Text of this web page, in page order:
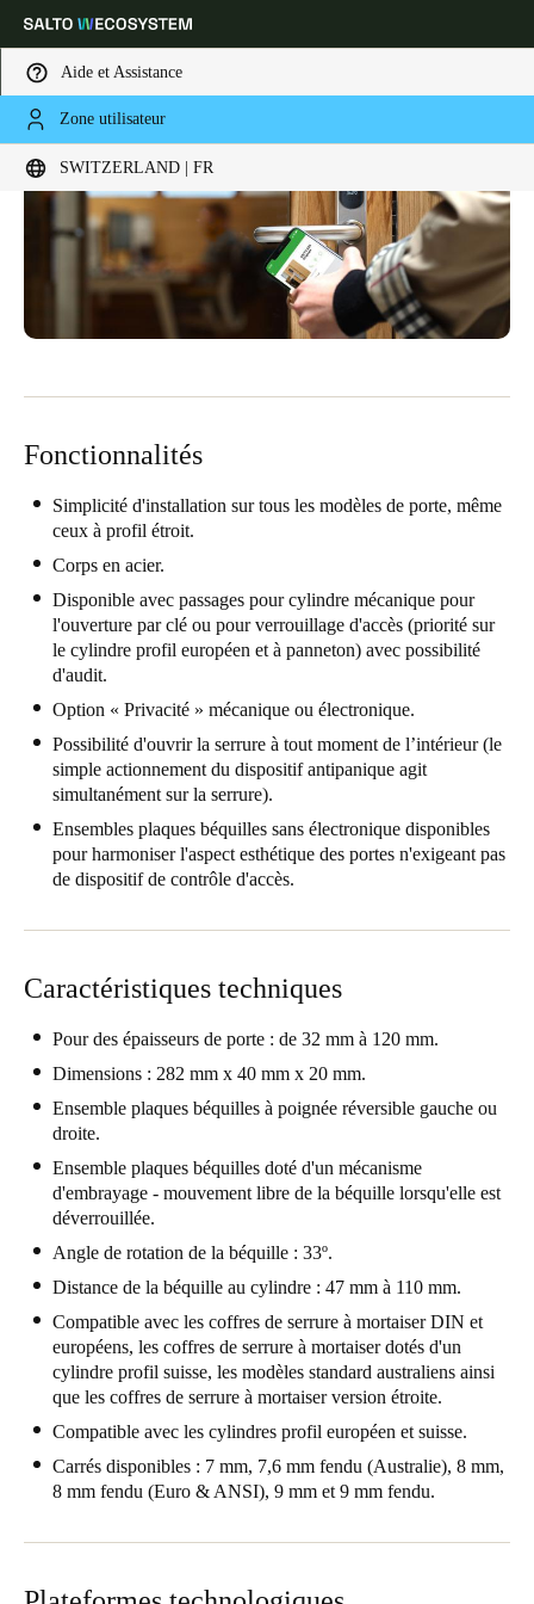
Aide et Assistance
Zone utilisateur
SWITZERLAND | FR
Sélectionnez vos paramètres de localisation et de langue
Global Europe North America Caribbean -
Switzerland
DeutschFrançaisItaliano
United Kingdom
English
Ireland
English
France
Français
Netherlands
NederlandsEnglish
Español
Português
Italy
Italiano
Poland
Polski
Czech Republic
Čeština
Denmark
Fonctionnalités
Simplicité d'installation sur tous les modèles de porte, même
ceux à profil étroit.
Corps en acier.
Disponible avec passages pour cylindre mécanique pour
l'ouverture par clé ou pour verrouillage d'accès (priorité sur
le cylindre profil européen et à panneton) avec possibilité
d'audit.
Option « Privacité » mécanique ou électronique.
Possibilité d'ouvrir la serrure à tout moment de l’intérieur (le
simple actionnement du dispositif antipanique agit
simultanément sur la serrure).
Ensembles plaques béquilles sans électronique disponibles
pour harmoniser l'aspect esthétique des portes n'exigeant pas
de dispositif de contrôle d'accès.
Caractéristiques techniques
Pour des épaisseurs de porte : de 32 mm à 120 mm.
Dimensions : 282 mm x 40 mm x 20 mm.
Ensemble plaques béquilles à poignée réversible gauche ou
droite.
Ensemble plaques béquilles doté d'un mécanisme
d'embrayage - mouvement libre de la béquille lorsqu'elle est
déverrouillée.
Angle de rotation de la béquille : 33º.
Distance de la béquille au cylindre : 47 mm à 110 mm.
Compatible avec les coffres de serrure à mortaiser DIN et
européens, les coffres de serrure à mortaiser dotés d'un
cylindre profil suisse, les modèles standard australiens ainsi
que les coffres de serrure à mortaiser version étroite.
Compatible avec les cylindres profil européen et suisse.
Carrés disponibles : 7 mm, 7,6 mm fendu (Australie), 8 mm,
8 mm fendu (Euro & ANSI), 9 mm et 9 mm fendu.